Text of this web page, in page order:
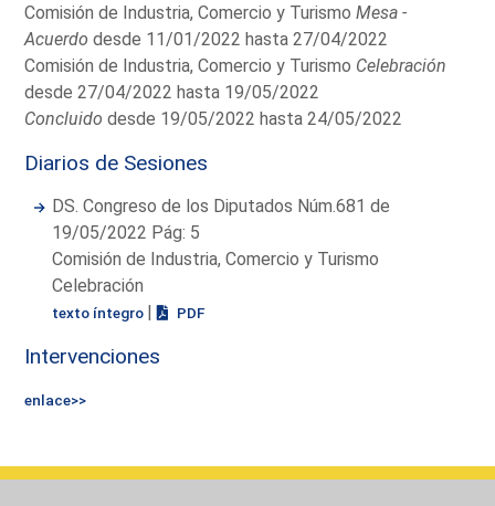
Comisión de Industria, Comercio y TurismoMesa -
Acuerdo desde 11/01/2022 hasta 27/04/2022
Comisión de Industria, Comercio y Turismo Celebración
desde 27/04/2022 hasta 19/05/2022
Concluido desde 19/05/2022 hasta 24/05/2022
Diarios de Sesiones
DS. Congreso de los Diputados Núm.681 de
19/05/2022 Pág: 5
Comisión de Industria, Comercio y Turismo
Celebración
texto íntegro | PDF
Intervenciones
enlace>>